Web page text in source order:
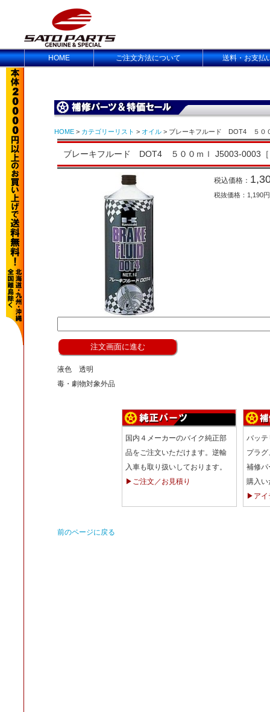
HOME ご注文方法について 送料・お支払
HOME > カテゴリーリスト > オイル > ブレーキフルード DOT4 ５０
ブレーキフルード DOT4 ５００ｍｌ J5003-0003［
税込価格：
税抜価格：1,190円
液色 透明
毒・劇物対象外品
国内４メーカーのバイク純正部
品をご注文いただけます。逆輸
入車も取り扱いしております。
▶ご注文／お見積り
バッテ
プラ
補修パ
購入い
▶アイ
前のページに戻る